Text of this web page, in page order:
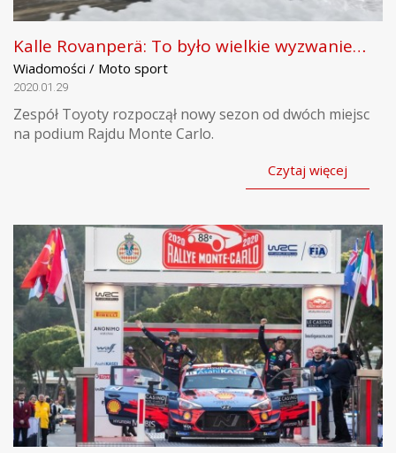
Kalle Rovanperä: To było wielkie wyzwanie…
Wiadomości / Moto sport
2020.01.29
Zespół Toyoty rozpoczął nowy sezon od dwóch miejsc
na podium Rajdu Monte Carlo.
Czytaj więcej